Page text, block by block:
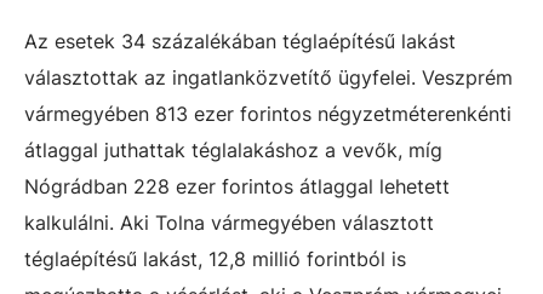
Az esetek 34 százalékában téglaépítésű lakást
választottak az ingatlanközvetítő ügyfelei. Veszprém
vármegyében 813 ezer forintos négyzetméterenkénti
átlaggal juthattak téglalakáshoz a vevők, míg
Nógrádban 228 ezer forintos átlaggal lehetett
kalkulálni. Aki Tolna vármegyében választott
téglaépítésű lakást, 12,8 millió forintból is